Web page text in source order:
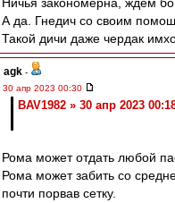
А да. Гнедич со своим
Такой дичи даже чердак
agk -
30 апр 2023 00:30
BAV1982 » 30 апр 2023
Рома может отдать любой
Рома может забить со
почти порвав сетку.